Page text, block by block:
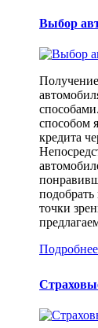
Выбор
способом
кредита
точки